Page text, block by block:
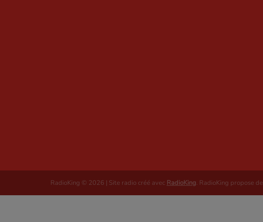
RadioKing © 2026 | Site radio créé avec RadioKing. RadioKing propose de